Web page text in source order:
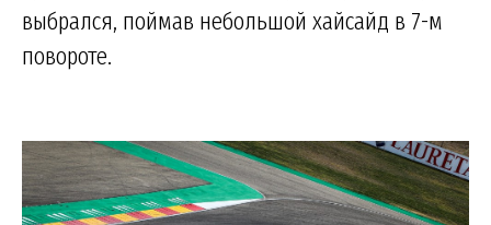
выбрался, поймав небольшой хайсайд в 7-м
повороте.